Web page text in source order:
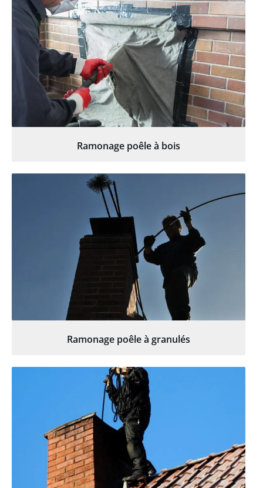
Ramonage poêle à bois
Ramonage poêle à granulés